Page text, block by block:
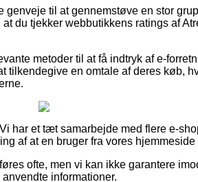
til at gennemstøve en stor
du tjekker webbutikkens ratings af
metoder til at få indtryk af e-
tilkendegive en omtale af deres køb,
har et tæt samarbejde med flere e-
af at en bruger fra vores
ofte, men vi kan ikke garantere
informationer.